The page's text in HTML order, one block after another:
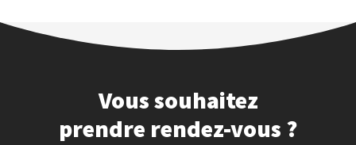
Vous souhaitez
prendre rendez-vous ?